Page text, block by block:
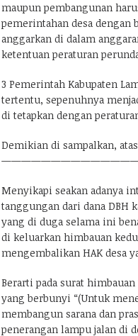
maupun pembangunan
pemerintahan desa dengan
anggarkan di dalam
ketentuan peraturan
3 Pemerintah Kabupaten
tertentu, sepenuhnya
di tetapkan dengan
Demikian di sampalkan,
Menyikapi seakan adanya
tanggungan dari dana DBH
yang di duga selama ini
di keluarkan himbauan
mengembalikan HAK desa
Berarti pada surat
yang berbunyi “(Untuk
membangun sarana dan
penerangan lampu jalan di